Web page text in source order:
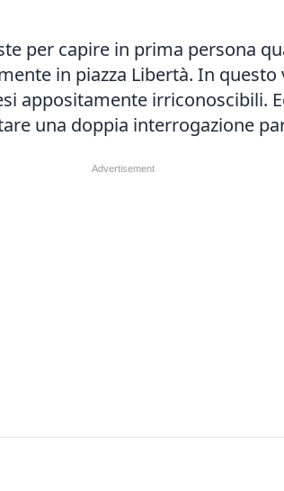
per capire in prima persona
in piazza Libertà. In
appositamente irriconoscibili.
una doppia interrogazione